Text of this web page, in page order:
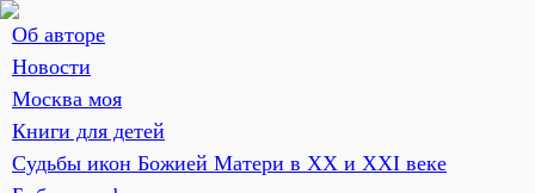
Об авторе
Новости
Москва моя
Книги для детей
Судьбы икон Божией Матери в ХХ и ХХI веке